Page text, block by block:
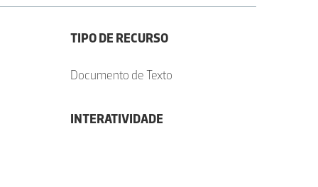
TIPO DE RECURSO
Documento de Texto
INTERATIVIDADE